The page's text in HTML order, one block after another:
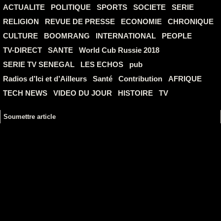
ACTUALITE POLITIQUE SPORTS SOCIETE
SERIE
RELIGION
REVUE DE PRESSE ECONOMIE
CHRONIQUE
CULTURE
BOOMRANG INTERNATIONAL
PEOPLE
TV-DIRECT
SANTE
World Cub Russie 2018
SERIE TV SENEGAL
LES ECHOS
pub
Radios d’Ici et d’Ailleurs
Santé Contribution
AFRIQUE
TECH NEWS
VIDEO DU JOUR HISTOIRE TV
Soumettre article